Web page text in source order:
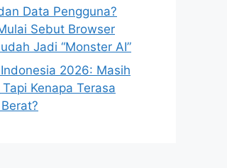
Data Pengguna?
Sebut Browser
Jadi “Monster AI”
2026: Masih
Kenapa Terasa